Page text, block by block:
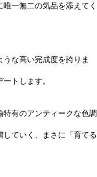
一無二の気品を添えてく
な高い完成度を誇りま
トします。
有のアンティークな色調
ていく、まさに「育てる